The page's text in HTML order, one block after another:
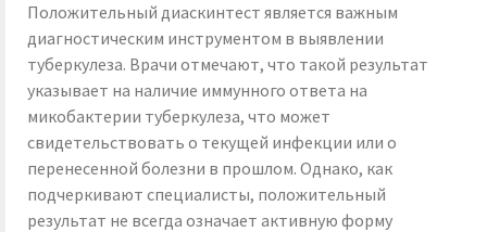
Положительный диаскинтест является важным
диагностическим инструментом в выявлении
туберкулеза. Врачи отмечают, что такой результат
указывает на наличие иммунного ответа на
микобактерии туберкулеза, что может
свидетельствовать о текущей инфекции или о
перенесенной болезни в прошлом. Однако, как
подчеркивают специалисты, положительный
результат не всегда означает активную форму